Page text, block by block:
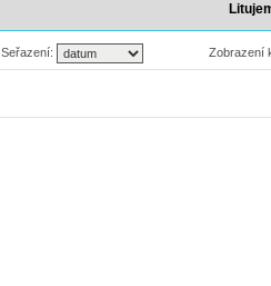
Seřazení: Zobrazení